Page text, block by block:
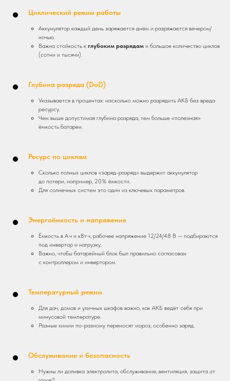
Циклический режим работы
Аккумулятор каждый день заряжается днём и разряжается вечером/
ночью.
Важна стойкость к глубоким разрядам и большое количество циклов
(сотни и тысячи).
Глубина разряда (DoD)
Указывается в процентах: насколько можно разрядить АКБ без вреда
ресурсу.
Чем выше допустимая глубина разряда, тем больше «полезная»
ёмкость батареи.
Ресурс по циклам
Сколько полных циклов «заряд-разряд» выдержит аккумулятор
до потери, например, 20% ёмкости.
Для солнечных систем это один из ключевых параметров.
Энергоёмкость и напряжение
Ёмкость в А·ч и кВт·ч, рабочее напряжение 12/24/48 В — подбираются
под инвертор и нагрузку.
Важно, чтобы батарейный блок был правильно согласован
с контроллером и инвертором.
Температурный режим
Для дач, домов и уличных шкафов важно, как АКБ ведёт себя при
минусовой температуре.
Разные химии по-разному переносят мороз, особенно заряд.
Обслуживание и безопасность
Нужны ли доливка электролита, обслуживание, вентиляция, защита от